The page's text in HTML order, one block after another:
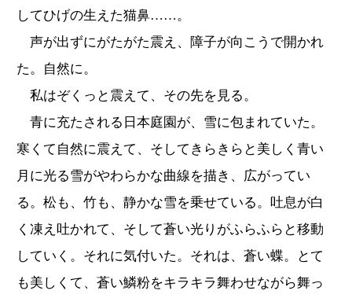
してひげの生えた猫鼻……。
声が出ずにがたがた震え、障子が向こうで開かれ
た。自然に。
私はぞくっと震えて、その先を見る。
青に充たされる日本庭園が、雪に包まれていた。
寒くて自然に震えて、そしてきらきらと美しく青い
月に光る雪がやわらかな曲線を描き、広がってい
る。松も、竹も、静かな雪を乗せている。吐息が白
く凍え吐かれて、そして蒼い光りがふらふらと移動
していく。それに気付いた。それは、蒼い蝶。とて
も美しくて、蒼い鱗粉をキラキラ舞わせながら舞っ